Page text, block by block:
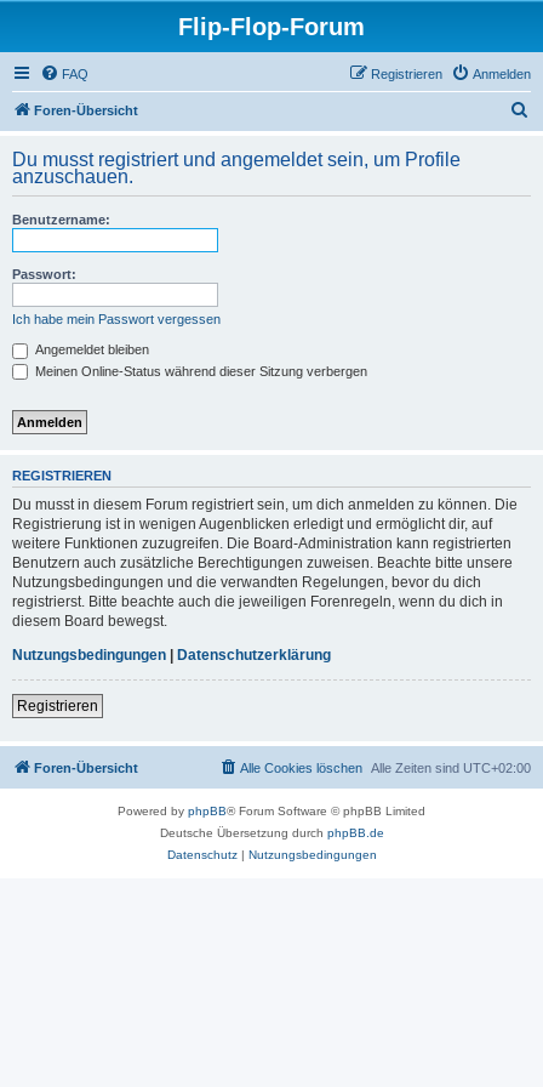
Flip-Flop-Forum
FAQ Anmelden
Registrieren
Foren-Übersicht
h
Du musst registriert und angemeldet sein, um Profile
anzuschauen.
Benutzername:
Passwort:
Ich habe mein Passwort vergessen
Angemeldet bleiben
Meinen Online-Status während dieser Sitzung verbergen
REGISTRIEREN
Du musst in diesem Forum registriert sein, um dich anmelden zu können. Die
Registrierung ist in wenigen Augenblicken erledigt und ermöglicht dir, auf
weitere Funktionen zuzugreifen. Die Board-Administration kann registrierten
Benutzern auch zusätzliche Berechtigungen zuweisen. Beachte bitte unsere
Nutzungsbedingungen und die verwandten Regelungen, bevor du dich
registrierst. Bitte beachte auch die jeweiligen Forenregeln, wenn du dich in
diesem Board bewegst.
Nutzungsbedingungen | Datenschutzerklärung
Registrieren
Foren-Übersicht Alle Zeiten sind UTC+02:00
Alle Cookies löschen
Powered by phpBB® Forum Software © phpBB Limited
Deutsche Übersetzung durch phpBB.de
Datenschutz| Nutzungsbedingungen